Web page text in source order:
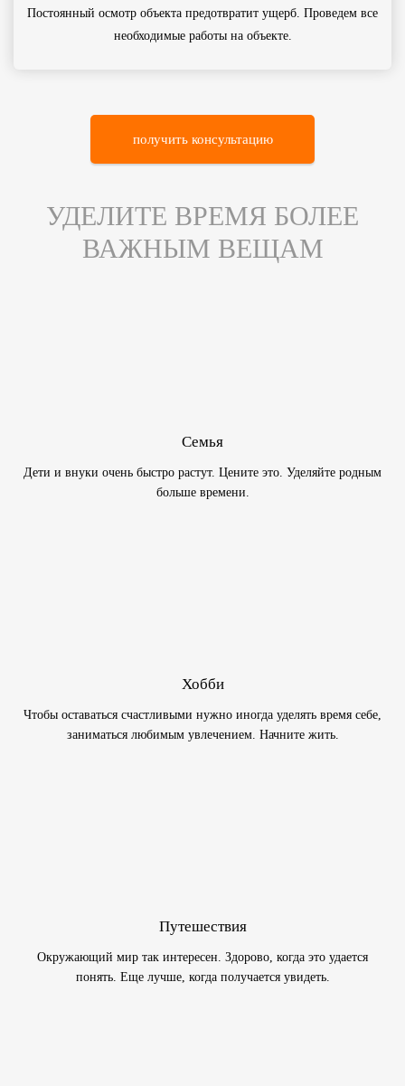
Постоянный осмотр объекта предотвратит ущерб. Проведем все
необходимые работы на объекте.
получить консультацию
УДЕЛИТЕ ВРЕМЯ БОЛЕЕ
ВАЖНЫМ ВЕЩАМ
Семья
Дети и внуки очень быстро растут. Цените это. Уделяйте родным
больше времени.
Хобби
Чтобы оставаться счастливыми нужно иногда уделять время себе,
заниматься любимым увлечением. Начните жить.
Путешествия
Окружающий мир так интересен. Здорово, когда это удается
понять. Еще лучше, когда получается увидеть.